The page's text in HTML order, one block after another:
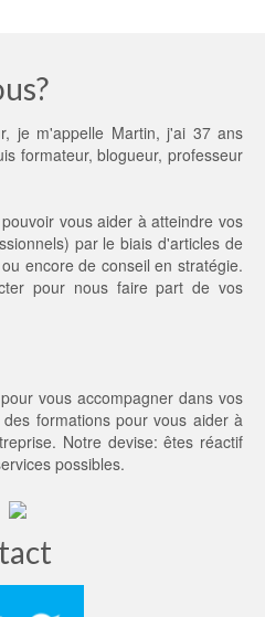
je m'appelle Martin, j'ai 37 ans
formateur, blogueur, professeur
vous aider à atteindre vos
par le biais d'articles de
encore de conseil en stratégie.
pour nous faire part de vos
vous accompagner dans vos
formations pour vous aider à
Notre devise: êtes réactif
possibles.